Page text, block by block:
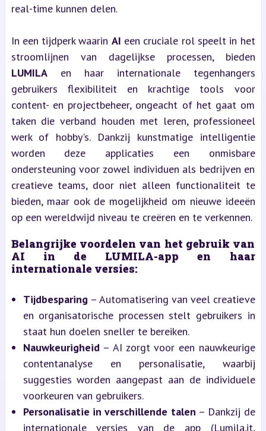
real-time kunnen delen.
In een tijdperk waarin AI een cruciale rol speelt in het
stroomlijnen van dagelijkse processen, bieden
LUMILAen haar internationale tegenhangers
gebruikers flexibiliteit en krachtige tools voor
content- en projectbeheer, ongeacht of het gaat om
taken die verband houden met leren, professioneel
werk of hobby's. Dankzij kunstmatige intelligentie
worden deze applicaties een onmisbare
ondersteuning voor zowel individuen als bedrijven en
creatieve teams, door niet alleen functionaliteit te
bieden, maar ook de mogelijkheid om nieuwe ideeën
op een wereldwijd niveau te creëren en te verkennen.
Belangrijke voordelen van het gebruik van
AI in de LUMILA-app en haar
internationale versies:
Tijdbesparing – Automatisering van veel creatieve
en organisatorische processen stelt gebruikers in
staat hun doelen sneller te bereiken.
Nauwkeurigheid– AI zorgt voor een nauwkeurige
contentanalyse en personalisatie, waarbij
suggesties worden aangepast aan de individuele
voorkeuren van gebruikers.
Personalisatie in verschillende talen – Dankzij de
internationale versies van de app (Lumila.it,